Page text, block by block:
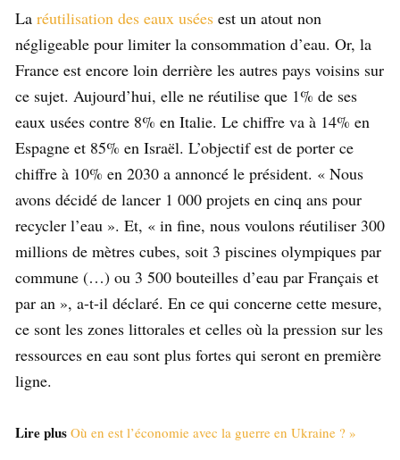
La réutilisation des eaux usées est un atout non
négligeable pour limiter la consommation d’eau. Or, la
France est encore loin derrière les autres pays voisins sur
ce sujet. Aujourd’hui, elle ne réutilise que 1% de ses
eaux usées contre 8% en Italie. Le chiffre va à 14% en
Espagne et 85% en Israël. L’objectif est de porter ce
chiffre à 10% en 2030 a annoncé le président. « Nous
avons décidé de lancer 1 000 projets en cinq ans pour
recycler l’eau ». Et, « in fine, nous voulons réutiliser 300
millions de mètres cubes, soit 3 piscines olympiques par
commune (…) ou 3 500 bouteilles d’eau par Français et
par an », a-t-il déclaré. En ce qui concerne cette mesure,
ce sont les zones littorales et celles où la pression sur les
ressources en eau sont plus fortes qui seront en première
ligne.
Lire plus Où en est l’économie avec la guerre en Ukraine ? »